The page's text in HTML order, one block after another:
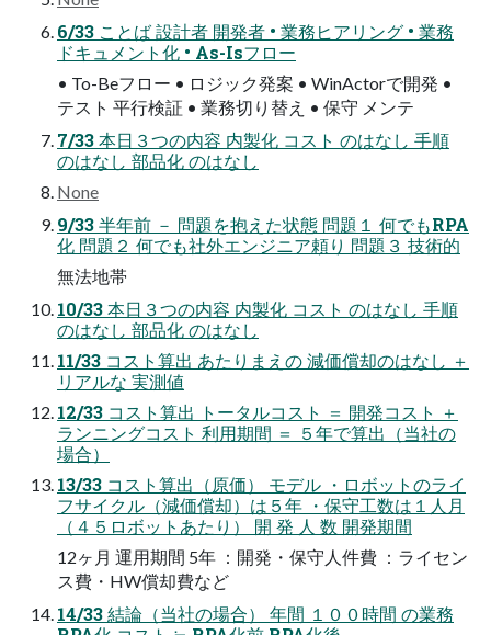
6/33 ことば 設計者 開発者 • 業務ヒアリング • 業務
ドキュメント化 • As-Isフロー
• To-Beフロー • ロジック発案 • WinActorで開発 •
テスト 平行検証 • 業務切り替え • 保守 メンテ
7/33 本日３つの内容 内製化 コスト のはなし 手順
のはなし 部品化 のはなし
None
9/33 半年前 － 問題を抱えた状態 問題１ 何でもRPA
化 問題２ 何でも社外エンジニア頼り 問題３ 技術的
無法地帯
10/33 本日３つの内容 内製化 コスト のはなし 手順
のはなし 部品化 のはなし
11/33 コスト算出 あたりまえの 減価償却のはなし ＋
リアルな 実測値
12/33 コスト算出 トータルコスト ＝ 開発コスト ＋
ランニングコスト 利用期間 ＝ ５年で算出（当社の
場合）
13/33 コスト算出（原価） モデル ・ロボットのライ
フサイクル（減価償却）は５年 ・保守工数は１人月
（４５ロボットあたり） 開 発 人 数 開発期間
12ヶ月 運用期間 5年 ：開発・保守人件費 ：ライセン
ス費・HW償却費など
14/33 結論（当社の場合） 年間 １００時間 の業務